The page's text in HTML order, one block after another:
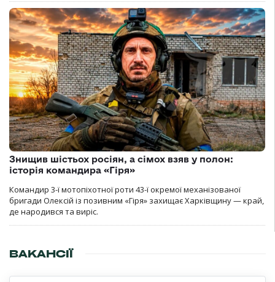
Знищив шістьох росіян, а сімох взяв у полон:
історія командира «Гіря»
Командир 3-ї мотопіхотної роти 43-ї окремої механізованої
бригади Олексій із позивним «Гіря» захищає Харківщину — край,
де народився та виріс.
ВАКАНСІЇ